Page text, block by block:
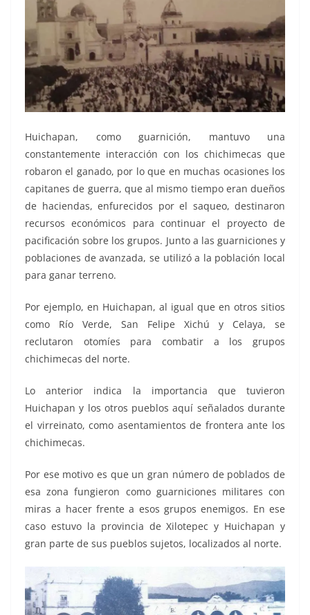
Huichapan, como guarnición, mantuvo una
constantemente interacción con los chichimecas que
robaron el ganado, por lo que en muchas ocasiones los
capitanes de guerra, que al mismo tiempo eran dueños
de haciendas, enfurecidos por el saqueo, destinaron
recursos económicos para continuar el proyecto de
pacificación sobre los grupos. Junto a las guarniciones y
poblaciones de avanzada, se utilizó a la población local
para ganar terreno.
Por ejemplo, en Huichapan, al igual que en otros sitios
como Río Verde, San Felipe Xichú y Celaya, se
reclutaron otomíes para combatir a los grupos
chichimecas del norte.
Lo anterior indica la importancia que tuvieron
Huichapan y los otros pueblos aquí señalados durante
el virreinato, como asentamientos de frontera ante los
chichimecas.
Por ese motivo es que un gran número de poblados de
esa zona fungieron como guarniciones militares con
miras a hacer frente a esos grupos enemigos. En ese
caso estuvo la provincia de Xilotepec y Huichapan y
gran parte de sus pueblos sujetos, localizados al norte.